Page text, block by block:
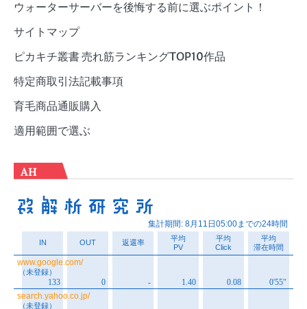
ウォーターサーバーを後悔する前に選ぶポイント！
サイトマップ
ピカキチ叢書 売れ筋ランキングTOP10作品
特定商取引法記載事項
育毛商品通販購入
適用範囲で選ぶ
AH